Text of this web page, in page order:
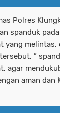
Polres
spanduk
yang
”
agar
aman dan